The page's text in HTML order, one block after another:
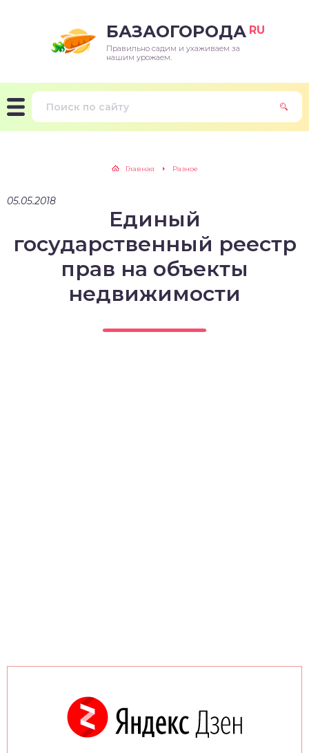
БАЗАОГОРОДА RU
Правильно садим и ухаживаем за
нашим урожаем.
Главная Разное
05.05.2018
Единый
государственный реестр
прав на объекты
недвижимости